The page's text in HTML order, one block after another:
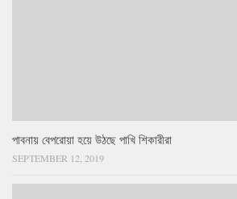
পাবনায় বেপরোয়া হয়ে উঠছে পাখি শিকারীরা
SEPTEMBER 12, 2019